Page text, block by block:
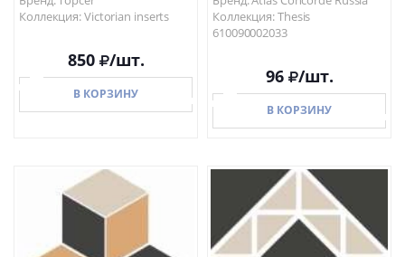
Коллекция: Victorian inserts
850 /шт.
В КОРЗИНУ
Коллекция: Thesis
610090002033
96 /шт.
В КОРЗИНУ
В КОРЗИНУ